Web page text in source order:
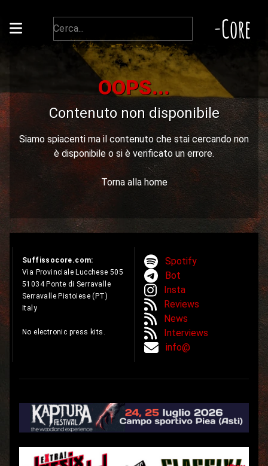
-Core
OOPS...
Contenuto non disponibile
Siamo spiacenti ma il contenuto che stai cercando non
è disponibile o si è verificato un errore.
Torna alla home
Suffissocore.com:
Via Provinciale Lucchese 505
51034 Ponte di Serravalle
Serravalle Pistoiese (PT)
Italy
No electronic press kits.
Spotify
Bot
Insta
Reviews
News
Interviews
info@